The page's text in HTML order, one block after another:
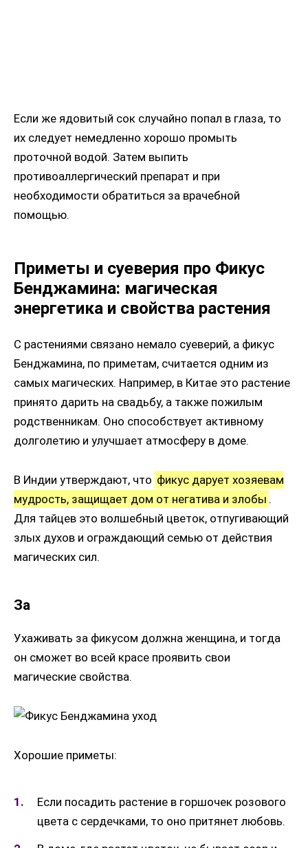
Если же ядовитый сок случайно попал в глаза, то
их следует немедленно хорошо промыть
проточной водой. Затем выпить
противоаллергический препарат и при
необходимости обратиться за врачебной
помощью.
Приметы и суеверия про Фикус
Бенджамина: магическая
энергетика и свойства растения
С растениями связано немало суеверий, а фикус
Бенджамина, по приметам, считается одним из
самых магических. Например, в Китае это растение
принято дарить на свадьбу, а также пожилым
родственникам. Оно способствует активному
долголетию и улучшает атмосферу в доме.
В Индии утверждают, что фикус дарует хозяевам
мудрость, защищает дом от негатива и злобы .
Для тайцев это волшебный цветок, отпугивающий
злых духов и ограждающий семью от действия
магических сил.
За
Ухаживать за фикусом должна женщина, и тогда
он сможет во всей красе проявить свои
магические свойства.
Хорошие приметы:
Если посадить растение в горшочек розового
цвета с сердечками, то оно притянет любовь.